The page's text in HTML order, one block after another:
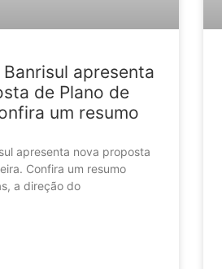
­­­apresenta
de Plano de
um resumo
­­­apresenta nova proposta
Confira um resumo
a direção do